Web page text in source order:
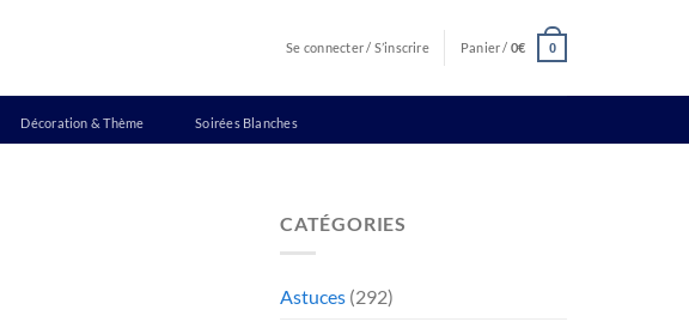
Se connecter / S’inscrire Panier / 0€ 0
Décoration & Thème Soirées Blanches
CATÉGORIES
Astuces (292)